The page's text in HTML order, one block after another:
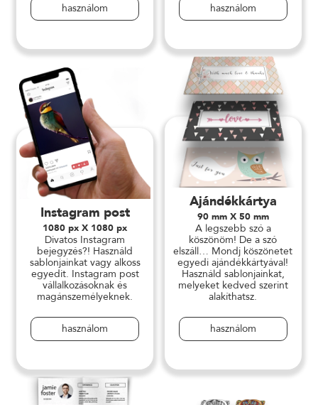
használom használom
Instagram post
1080 px X 1080 px
Divatos Instagram
bejegyzés?! Használd
sablonjainkat vagy alkoss
egyedit. Instagram post
vállalkozásoknak és
magánszemélyeknek.
használom
Ajándékkártya
90 mm X 50 mm
A legszebb szó a
köszönöm! De a szó
elszáll… Mondj köszönetet
egyedi ajándékkártyával!
Használd sablonjainkat,
melyeket kedved szerint
alakíthatsz.
használom